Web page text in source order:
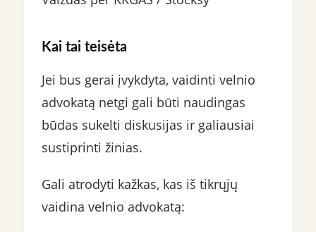
Kai tai teisėta
Jei bus gerai įvykdyta, vaidinti velnio
advokatą netgi gali būti naudingas
būdas sukelti diskusijas ir galiausiai
sustiprinti žinias.
Gali atrodyti kažkas, kas iš tikrųjų
vaidina velnio advokatą: